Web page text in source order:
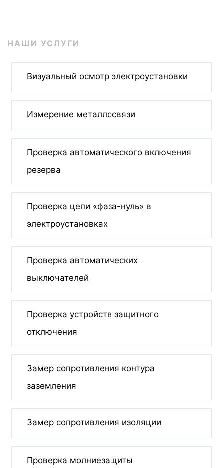
НАШИ УСЛУГИ
Визуальный осмотр электроустановки
Измерение металлосвязи
Проверка автоматического включения
резерва
Проверка цепи «фаза-нуль» в
электроустановках
Проверка автоматических
выключателей
Проверка устройств защитного
отключения
Замер сопротивления контура
заземления
Замер сопротивления изоляции
Проверка молниезащиты